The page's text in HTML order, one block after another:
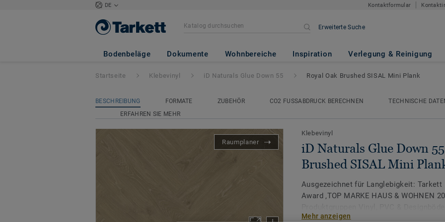
DE Kontaktformular
Erweiterte Suche
Bodenbeläge Dokumente Wohnbereiche Inspiration Verlegung & Reinigung
iD Naturals Glue Down 55 - Royal Oak Brushed
Startseite Klebevinyl iD Naturals Glue Down 55 Royal Oak Brushed SISAL Mini Plank
BESCHREIBUNG FORMATE ZUBEHÖR CO2 FUSSABDRUCK BERECHNEN
TECHNISCHE
ERFAHREN SIE MEHR
Raumplaner
Klebevinyl
iD Naturals Glue Down
Brushed SISAL Mini
Ausgezeichnet für Langlebigkeit: Tarkett
Award ‚TOP MARKE HAUS & WOHNEN
Mehr anzeigen